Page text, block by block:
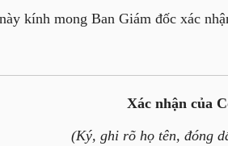
kính mong Ban Giám đốc xác
Xác nhận của
(Ký, ghi rõ họ tên, đóng